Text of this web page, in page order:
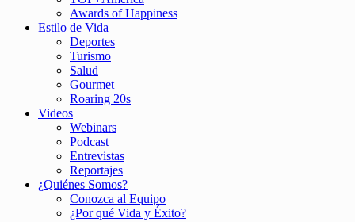
Awards of Happiness
Estilo de Vida
Deportes
Turismo
Salud
Gourmet
Roaring 20s
Videos
Webinars
Podcast
Entrevistas
Reportajes
¿Quiénes Somos?
Conozca al Equipo
¿Por qué Vida y Éxito?